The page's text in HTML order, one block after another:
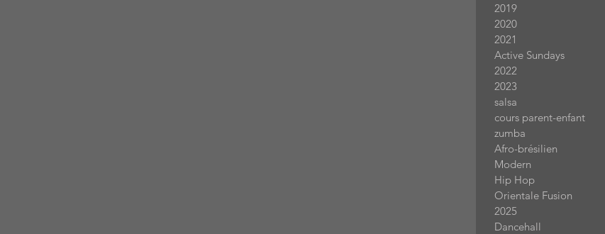
2019
2020
2021
Active Sundays
2022
2023
salsa
cours parent-enfant
zumba
Afro-brésilien
Modern
Hip Hop
Orientale Fusion
2025
Dancehall